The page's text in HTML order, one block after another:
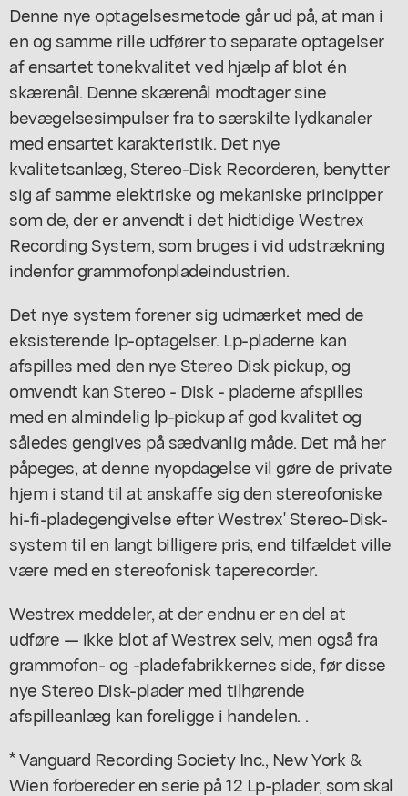
Denne nye optagelsesmetode går ud på, at man i
en og samme rille udfører to separate optagelser
af ensartet tonekvalitet ved hjælp af blot én
skærenål. Denne skærenål modtager sine
bevægelsesimpulser fra to særskilte lydkanaler
med ensartet karakteristik. Det nye
kvalitetsanlæg, Stereo-Disk Recorderen, benytter
sig af samme elektriske og mekaniske principper
som de, der er anvendt i det hidtidige Westrex
Recording System, som bruges i vid udstrækning
indenfor grammofonpladeindustrien.
Det nye system forener sig udmærket med de
eksisterende lp-optagelser. Lp-pladerne kan
afspilles med den nye Stereo Disk pickup, og
omvendt kan Stereo - Disk - pladerne afspilles
med en almindelig lp-pickup af god kvalitet og
således gengives på sædvanlig måde. Det må her
påpeges, at denne nyopdagelse vil gøre de private
hjem i stand til at anskaffe sig den stereofoniske
hi-fi-pladegengivelse efter Westrex' Stereo-Disk-
system til en langt billigere pris, end tilfældet ville
være med en stereofonisk taperecorder.
Westrex meddeler, at der endnu er en del at
udføre — ikke blot af Westrex selv, men også fra
grammofon- og -pladefabrikkernes side, før disse
nye Stereo Disk-plader med tilhørende
afspilleanlæg kan foreligge i handelen. .
* Vanguard Recording Society Inc., New York &
Wien forbereder en serie på 12 Lp-plader, som skal